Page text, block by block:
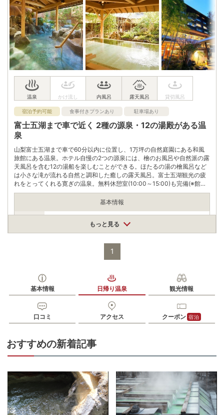
宿泊予約可能 食事付きプランあり 駐車場あり
富士五湖まで車で近く 2種の源泉・12の湯殿がある温
泉
山梨富士五湖まで車で60分以内に位置し、1万坪の自然庭園にある和風
旅館にある温泉。ホテル自慢の2つの源泉には、檜のお風呂や自然派の露
天風呂を含む12の湯船を楽しむことができる。ほたるの湯の檜風呂など
は小さな滝が流れる自然と調和した癒しの露天風呂。富士五湖観光の疲
れをとってくれる寛ぎの温泉。無料休憩室(10:00～15:00)も完備(※館内
への飲食の持ち込みは不可）。
基本情報
※火曜日定休日
入浴料
大人1200円 小人600円
※浴衣、バスタオル300円
単純温泉、硫黄泉
山梨県南巨摩郡身延町上之平1900
公共交通機関
下部温泉駅下車 徒歩約1分
駐車場 無料（100台）
もっと見る
1
基本情報 日帰り温泉 観光情報
口コミ アクセス クーポン 宿泊
おすすめの新着記事